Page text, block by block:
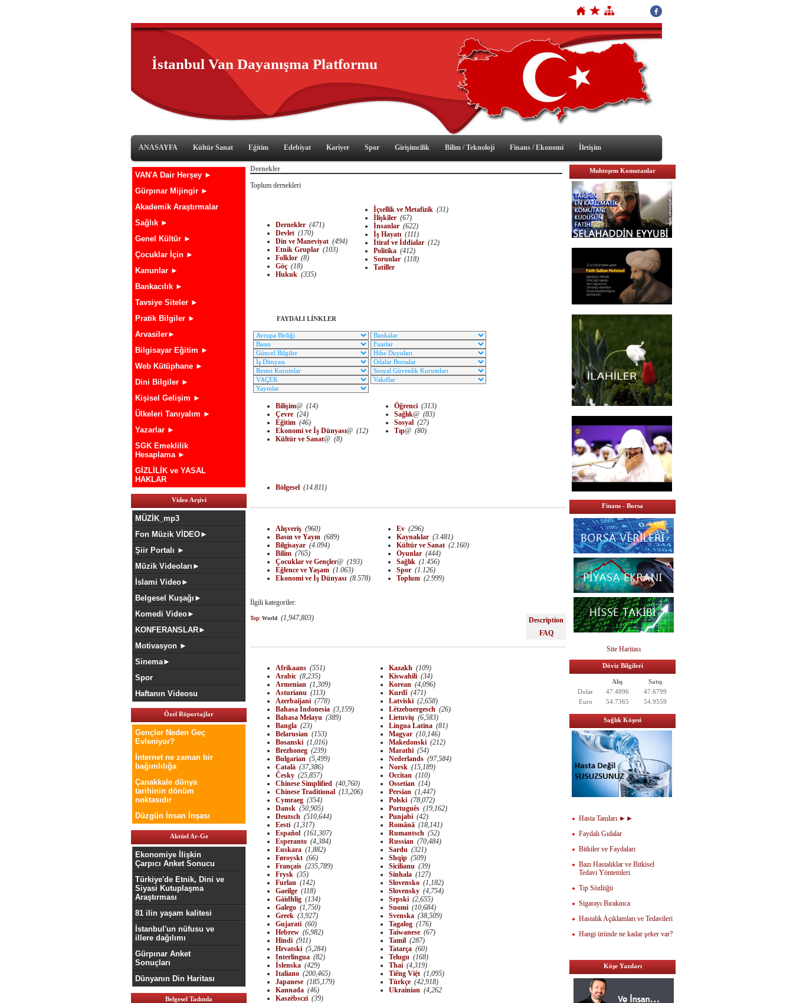
İstanbul Van Dayanışma Platformu
ANASAYFA Kültür Sanat Eğitim Edebiyat Kariyer Spor Girişimcilik Bilim / Teknoloji Finans / Ekonomi İletişim
VAN'A Dair Herşey ►
Gürpınar Mijingir ►
Akademik Araştırmalar
Sağlık ►
Genel Kültür ►
Çocuklar İçin ►
Kanunlar ►
Bankacılık ►
Tavsiye Siteler ►
Pratik Bilgiler ►
Arvasiler►
Bilgisayar Eğitim ►
Web Kütüphane ►
Dini Bilgiler ►
Kişisel Gelişim ►
Ülkeleri Tanıyalım ►
Yazarlar ►
SGK Emeklilik
Hesaplama ►
GİZLİLİK ve YASAL
HAKLAR
Video Arşivi
MÜZİK_mp3
Fon Müzik VİDEO►
Şiir Portalı ►
Müzik Videoları►
İslami Video►
Belgesel Kuşağı►
Komedi Video►
KONFERANSLAR►
Motivasyon ►
Sinema►
Spor
Haftanın Videosu
Özel Röportajlar
Gençler Neden Geç
Evleniyor?
İnternet ne zaman bir
bağımlılığa
Çanakkale dünya
tarihinin dönüm
noktasıdır
Düzgün İnsan İnşası
Aktüel Ar-Ge
Ekonomiye İlişkin
Çarpıcı Anket Sonucu
Türkiye'de Etnik, Dini ve
Siyasi Kutuplaşma
Araştırması
81 ilin yaşam kalitesi
İstanbul'un nüfusu ve
illere dağılımı
Gürpınar Anket
Sonuçları
Dünyanın Din Haritası
Belgesel Tadında
Dernekler
Toplum dernekleri
Dernekler (471)
Devlet (170)
Din ve Maneviyat (494)
Etnik Gruplar (103)
Folklor (8)
Göç (18)
Hukuk (335)
İçsellik ve Metafizik (31)
İlişkiler (67)
İnsanlar (622)
İş Hayatı (111)
İtiraf ve İddialar (12)
Politika (412)
Sorunlar (118)
Tatiller
FAYDALI LİNKLER
Bilişim@ (14)
Çevre (24)
Eğitim (46)
Ekonomi ve İş Dünyası@ (12)
Kültür ve Sanat@ (8)
Öğrenci (313)
Sağlık@ (83)
Sosyal (27)
Tıp@ (80)
Bölgesel (14.811)
Alışveriş (960)
Basın ve Yayın (689)
Bilgisayar (4.094)
Bilim (765)
Çocuklar ve Gençler@ (193)
Eğlence ve Yaşam (1.063)
Ekonomi ve İş Dünyası (8.578)
Ev (296)
Kaynaklar (3.481)
Kültür ve Sanat (2.160)
Oyunlar (444)
Sağlık (1.456)
Spor (1.126)
Toplum (2.999)
İlgili kategoriler:
Top: World (1,947,803)
Description
FAQ
Afrikaans (551)
Arabic (8,235)
Armenian (1,309)
Asturianu (113)
Azerbaijani (778)
Bahasa Indonesia (3,159)
Bahasa Melayu (389)
Bangla (23)
Belarusian (153)
Bosanski (1,016)
Brezhoneg (239)
Bulgarian (5,499)
Català (37,386)
Česky (25,857)
Chinese Simplified (40,760)
Chinese Traditional (13,206)
Cymraeg (354)
Dansk (50,905)
Deutsch (510,644)
Eesti (1,317)
Español (161,307)
Esperanto (4,384)
Euskara (1,882)
Føroyskt (66)
Français (235,789)
Frysk (35)
Furlan (142)
Gaeilge (118)
Gàidhlig (134)
Galego (1,750)
Greek (3,927)
Gujarati (60)
Hebrew (6,982)
Hindi (911)
Hrvatski (5,284)
Interlingua (82)
Íslenska (429)
Italiano (200,465)
Japanese (185,179)
Kannada (46)
Kaszëbsczi (39)
Kazakh (109)
Kiswahili (34)
Korean (4,096)
Kurdî (471)
Latviski (2,658)
Lëtzebuergesch (26)
Lietuvių (6,583)
Lingua Latina (81)
Magyar (10,146)
Makedonski (212)
Marathi (54)
Nederlands (97,584)
Norsk (15,189)
Occitan (110)
Ossetian (14)
Persian (1,447)
Polski (78,072)
Português (19,162)
Punjabi (42)
Română (18,141)
Rumantsch (52)
Russian (70,484)
Sardu (321)
Shqip (509)
Sicilianu (39)
Sinhala (127)
Slovensko (1,182)
Slovensky (4,754)
Srpski (2,655)
Suomi (10,684)
Svenska (38,509)
Tagalog (176)
Taiwanese (67)
Tamil (287)
Tatarça (60)
Telugu (168)
Thai (4,319)
Tiếng Việt (1,095)
Türkçe (42,918)
Ukrainian (4,262
Muhteşem Komutanlar
Finans - Borsa
Site Haritası
Döviz Bilgileri
Alış
Satış
Dolar
47.4896
47.6799
Euro
54.7365 54.9559
Sağlık Köşesi
Hasta Tanıları ►►
Faydalı Gıdalar
Bitkiler ve Faydaları
Bazı Hastalıklar ve Bitkisel
Tedavi Yöntemleri
Tıp Sözlüğü
Sigarayı Bırakınca
Hastalık Açıklamları ve Tedavileri
Hangi üründe ne kadar şeker var?
Köşe Yazıları